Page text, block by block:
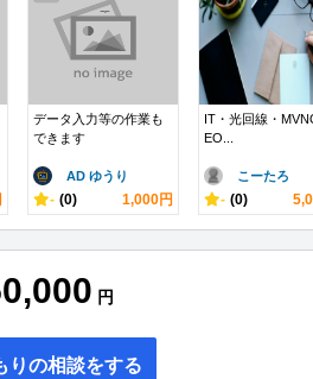
データ入力等の作業も
できます
AD ゆうり
- (0) 1,000円
IT・光回線・
EO...
こーたろ
- (0)
円
りの相談をする